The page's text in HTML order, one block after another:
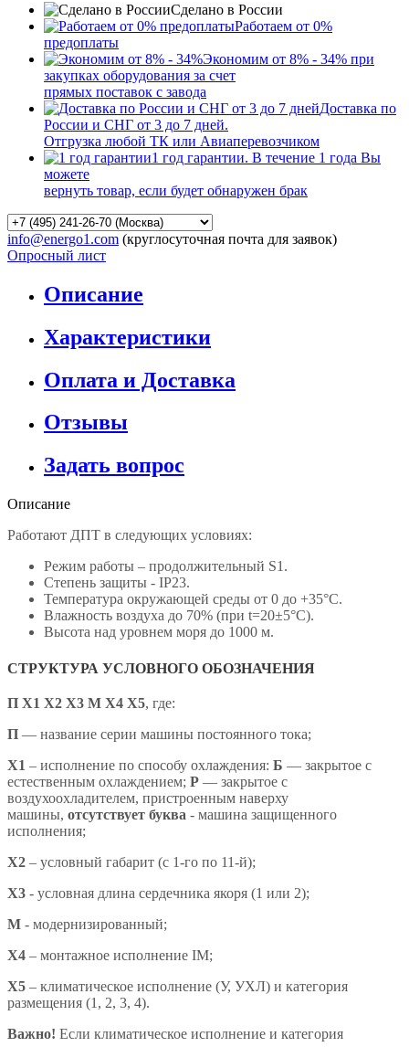
Сделано в России
Работаем от 0%
предоплаты
Экономим от 8% - 34% при
закупках оборудования за счет
прямых поставок с завода
Доставка по
России и СНГ от 3 до 7 дней.
Отгрузка любой ТК или Авиаперевозчиком
1 год гарантии. В течение 1 года Вы
можете
вернуть товар, если будет обнаружен брак
info@energo1.com (круглосуточная почта для заявок)
Опросный лист
Описание
Характеристики
Оплата и Доставка
Отзывы
Задать вопрос
Описание
Работают ДПТ в следующих условиях:
Режим работы – продолжительный S1.
Степень защиты - IP23.
Температура окружающей среды от 0 до +35°С.
Влажность воздуха до 70% (при t=20±5°С).
Высота над уровнем моря до 1000 м.
СТРУКТУРА УСЛОВНОГО ОБОЗНАЧЕНИЯ
П Х1 Х2 Х3 М Х4 X5, где:
П — название серии машины постоянного тока;
X1 – исполнение по способу охлаждения: Б — закрытое с
естественным охлаждением; Р — закрытое с
воздухоохладителем, пристроенным наверху
машины, отсутствует буква - машина защищенного
исполнения;
X2 – условный габарит (с 1-го по 11-й);
X3 - условная длина сердечника якоря (1 или 2);
М - модернизированный;
Х4 – монтажное исполнение IM;
X5 – климатическое исполнение (У, УХЛ) и категория
размещения (1, 2, 3, 4).
Важно! Если климатическое исполнение и категория